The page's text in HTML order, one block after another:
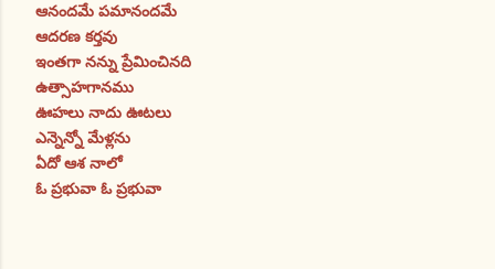
ఆనందమే పమానందమే
ఆదరణ కర్తవు
ఇంతగా నన్ను ప్రేమించినది
ఉత్సాహగానము
ఊహలు నాదు ఊటలు
ఎన్నెన్నో మేళ్లను
ఏదో ఆశ నాలో
ఓ ప్రభువా ఓ ప్రభువా